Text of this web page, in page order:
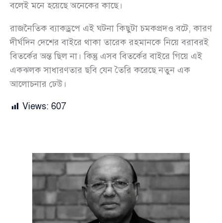
বলেই মনে হয়েছে অনেকের কাছে।
রাজনৈতিক ব্যাকড্রপে এই ঘটনা কিছুটা চমকপ্রদও বটে, কারণ
দীর্ঘদিন দেশের বাইরে থাকা তারেক রহমানকে নিয়ে বরাবরই
বিতর্কের অন্ত ছিল না। কিন্তু এসব বিতর্কের বাইরে গিয়ে এই
একঝলক সাধারণতার ছবি যেন তৈরি করেছে নতুন এক
আলোচনার ঢেউ।
Views: 607